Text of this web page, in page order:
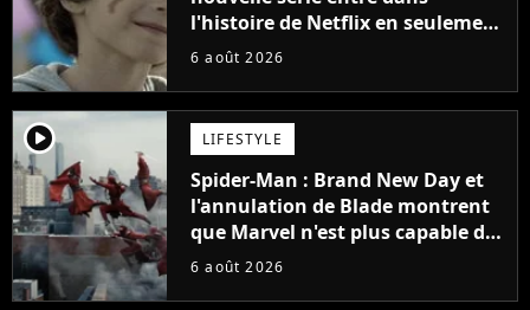
l'histoire de Netflix en seulement
48 jours
6 août 2026
player2 LIFESTYLE
Spider-Man : Brand New Day et
l'annulation de Blade montrent
que Marvel n'est plus capable de
faire quoi que ce soit de simple
6 août 2026